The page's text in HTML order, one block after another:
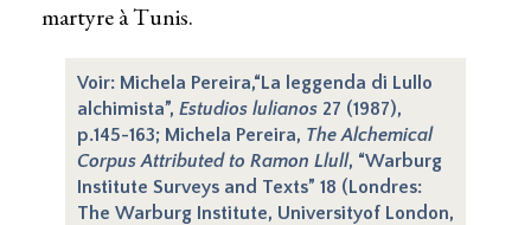
martyre à Tunis.
Voir: Michela Pereira,“La leggenda di Lullo
alchimista”, Estudios lulianos 27 (1987),
p.145-163; Michela Pereira, The Alchemical
Corpus Attributed to Ramon Llull, “Warburg
Institute Surveys and Texts” 18 (Londres:
The Warburg Institute, Universityof London,